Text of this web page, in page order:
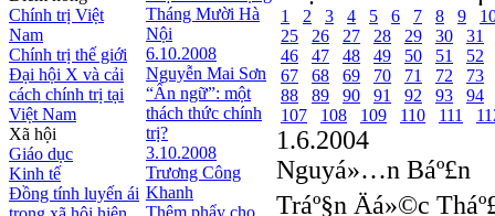
Chính trị Việt
Nam
Chính trị thế giới
Đại hội X và cải
cách chính trị tại
Việt Nam
Xã hội
Giáo dục
Kinh tế
Đồng tính luyến ái
Tháng Mười Hà
Nội
6.10.2008
Nguyễn Mai Sơn
“Ẩn ngữ”: một
thách thức chính
trị?
3.10.2008
Trương Công
Khanh
Thêm phẩy cho
1 2 3 4 5 6 7 8 9
25
26 27 28 29 30
31
46
47 48 49 50 51
52
67
68 69 70 71 72
73
88
89 90 91 92 93
94
107
108 109 110 111
1.6.2004
Nguyá»…n Báº£n
Tráº§n Äá»©c